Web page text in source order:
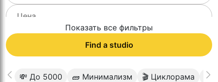
Показать все фильтры
Find a studio
💸 До 5000 🧱 Минимализм 🎬 Циклорама 🧩